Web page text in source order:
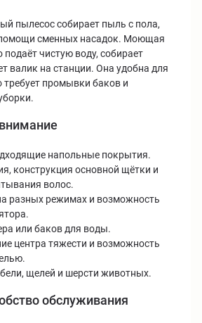
пылесос собирает пыль с пола,
сменных насадок. Моющая
чистую воду, собирает
валик на станции. Она удобна для
промывки баков и
напольные покрытия.
конструкция основной щётки и
волос.
разных режимах и возможность
или баков для воды.
центра тяжести и возможность
щелей и шерсти животных.
обслуживания